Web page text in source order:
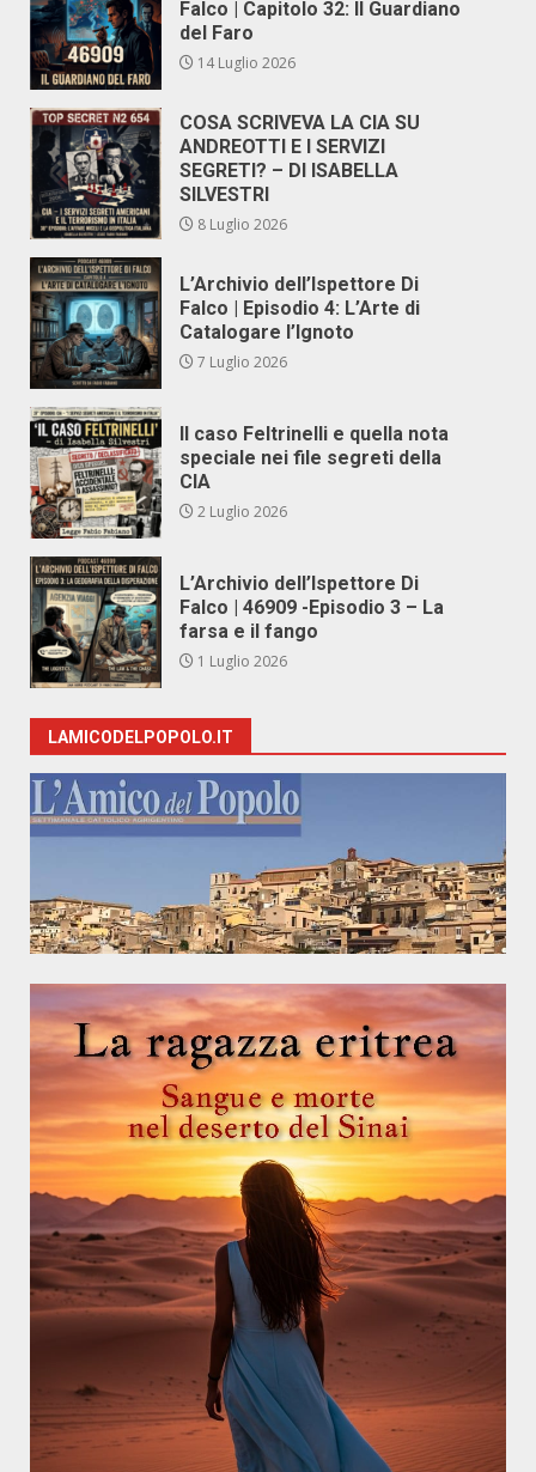
Falco | Capitolo 32: Il Guardiano
del Faro
14 Luglio 2026
COSA SCRIVEVA LA CIA SU
ANDREOTTI E I SERVIZI
SEGRETI? – DI ISABELLA
SILVESTRI
8 Luglio 2026
L’Archivio dell’Ispettore Di
Falco | Episodio 4: L’Arte di
Catalogare l’Ignoto
7 Luglio 2026
Il caso Feltrinelli e quella nota
speciale nei file segreti della
CIA
2 Luglio 2026
L’Archivio dell’Ispettore Di
Falco | 46909 -Episodio 3 – La
farsa e il fango
1 Luglio 2026
LAMICODELPOPOLO.IT